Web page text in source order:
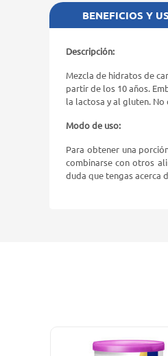
BENEFICIOS Y
Descripción:
Mezcla de hidratos de
partir de los 10 años.
la lactosa y al gluten. No
Modo de uso:
Para obtener una
combinarse con otros
duda que tengas acerca